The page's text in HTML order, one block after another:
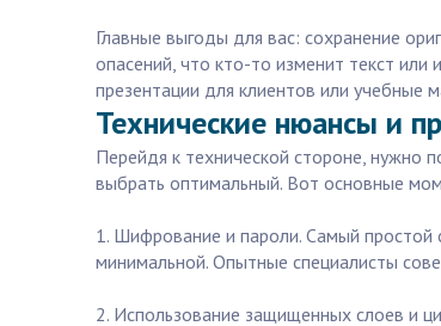
Главные выгоды для вас: сохранение
опасений, что кто-то изменит текст
презентации для клиентов или учебные
Технические нюансы и
Перейдя к технической стороне, нужно
выбрать оптимальный. Вот основные
1. Шифрование и пароли. Самый простой
минимальной. Опытные специалисты
2. Использование защищенных слоев и